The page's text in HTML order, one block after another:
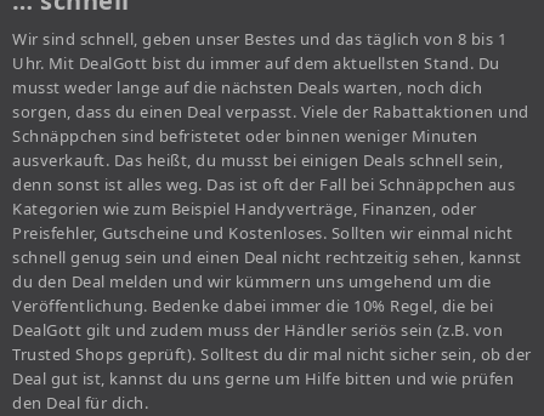
Wir sind schnell, geben unser Bestes und das täglich von 8 bis 1
Uhr. Mit DealGott bist du immer auf dem aktuellsten Stand. Du
musst weder lange auf die nächsten Deals warten, noch dich
sorgen, dass du einen Deal verpasst. Viele der Rabattaktionen und
Schnäppchen sind befristetet oder binnen weniger Minuten
ausverkauft. Das heißt, du musst bei einigen Deals schnell sein,
denn sonst ist alles weg. Das ist oft der Fall bei Schnäppchen aus
Kategorien wie zum Beispiel Handyverträge, Finanzen, oder
Preisfehler, Gutscheine und Kostenloses. Sollten wir einmal nicht
schnell genug sein und einen Deal nicht rechtzeitig sehen, kannst
du den Deal melden und wir kümmern uns umgehend um die
Veröffentlichung. Bedenke dabei immer die 10% Regel, die bei
DealGott gilt und zudem muss der Händler seriös sein (z.B. von
Trusted Shops geprüft). Solltest du dir mal nicht sicher sein, ob der
Deal gut ist, kannst du uns gerne um Hilfe bitten und wie prüfen
den Deal für dich.